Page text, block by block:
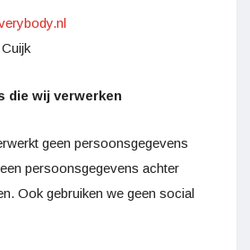
die wij verwerken
geen persoonsgegevens
persoonsgegevens achter
Ook gebruiken we geen social